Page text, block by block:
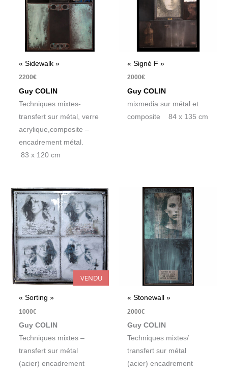
« Sidewalk »
2200€
Guy COLIN
Techniques mixtes-
transfert sur métal, verre
acrylique,composite –
encadrement métal.
83 x 120 cm
« Signé F »
2000€
Guy COLIN
mixmedia sur métal et
composite 84 x 135 cm
VENDU
« Sorting »
1000€
Guy COLIN
Techniques mixtes –
transfert sur métal
(acier) encadrement
« Stonewall »
2000€
Guy COLIN
Techniques mixtes/
transfert sur métal
(acier) encadrement